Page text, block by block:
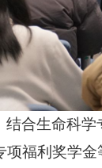
合生命科
福利奖学